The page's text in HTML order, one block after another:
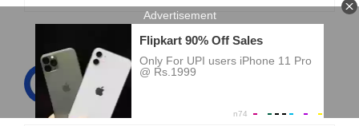
..
November 25, 2025 at 2:36 pm